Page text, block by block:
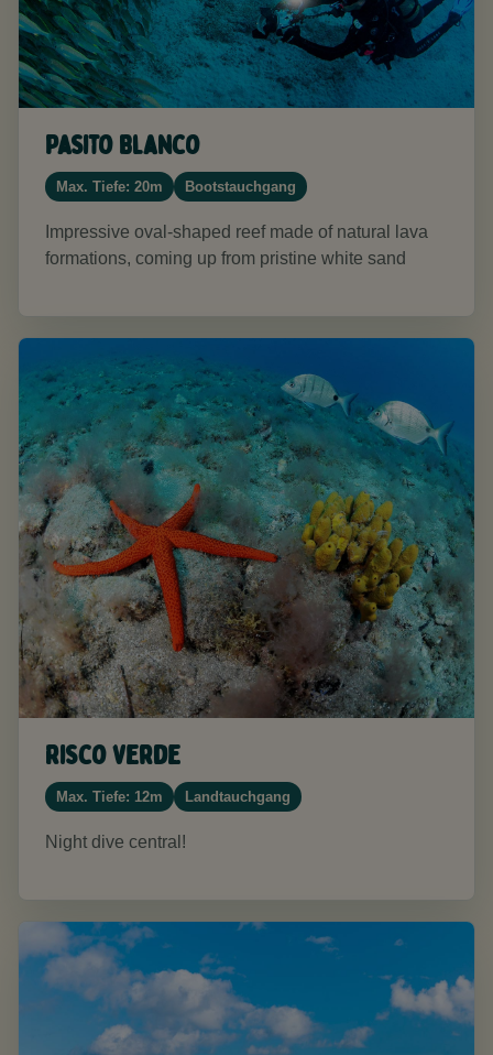
Pasito Blanco
Max. Tiefe: 20m Bootstauchgang
Impressive oval-shaped reef made of natural lava
formations, coming up from pristine white sand
Risco Verde
Max. Tiefe: 12m Landtauchgang
Night dive central!​